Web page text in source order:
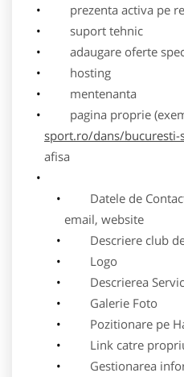
prezenta activa pe
suport tehnic
adaugare oferte
hosting
mentenanta
pagina proprie
sport.ro/dans/bucuresti-
afisa
Datele de Contact
email, website
Descriere club
Logo
Descrierea
Galerie Foto
Pozitionare pe
Link catre
Gestionarea